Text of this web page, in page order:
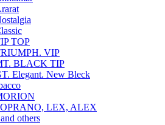
TOP
VIP
BLACK TIP
Elegant. New Bleck
LEX, ALEX
others